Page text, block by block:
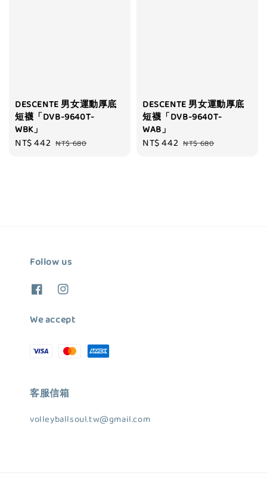
DESCENTE 男女運動厚底
短襪「DVB-9640T-
WBK」
Sale
NT$ 442 Regular
NT$ 680
DESCENTE 男女運動厚底
短襪「DVB-9640T-
WAB」
Sale
NT$ 442 Regular
NT$ 680
Follow us
We accept
客服信箱
volleyballsoul.tw@gmail.com